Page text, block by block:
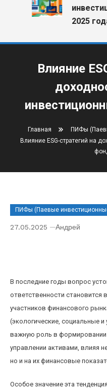
2025 года
Влияние
Главная
ПИФы
Влияние ESG-стратегий на
ПИФы (Паевые
27.05.2025 Андрей
В последние годы вопрос
ответственности становится
участников финансового
(экологические, социальные
важную роль в формировании
управлении активами, влияя
но и на их финансовые
Особое значение эта